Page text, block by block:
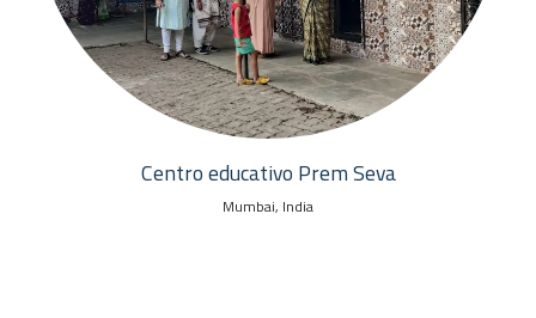
Centro educativo Prem Seva
Mumbai, India